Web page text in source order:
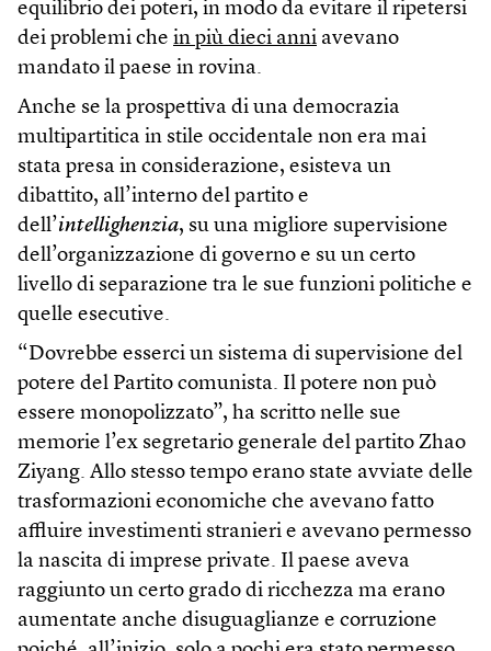
equilibrio dei poteri, in modo da evitare il ripetersi
dei problemi che in più dieci anni avevano
mandato il paese in rovina.
Anche se la prospettiva di una democrazia
multipartitica in stile occidentale non era mai
stata presa in considerazione, esisteva un
dibattito, all’interno del partito e
dell’intellighenzia, su una migliore supervisione
dell’organizzazione di governo e su un certo
livello di separazione tra le sue funzioni politiche e
quelle esecutive.
“Dovrebbe esserci un sistema di supervisione del
potere del Partito comunista. Il potere non può
essere monopolizzato”, ha scritto nelle sue
memorie l’ex segretario generale del partito Zhao
Ziyang. Allo stesso tempo erano state avviate delle
trasformazioni economiche che avevano fatto
affluire investimenti stranieri e avevano permesso
la nascita di imprese private. Il paese aveva
raggiunto un certo grado di ricchezza ma erano
aumentate anche disuguaglianze e corruzione